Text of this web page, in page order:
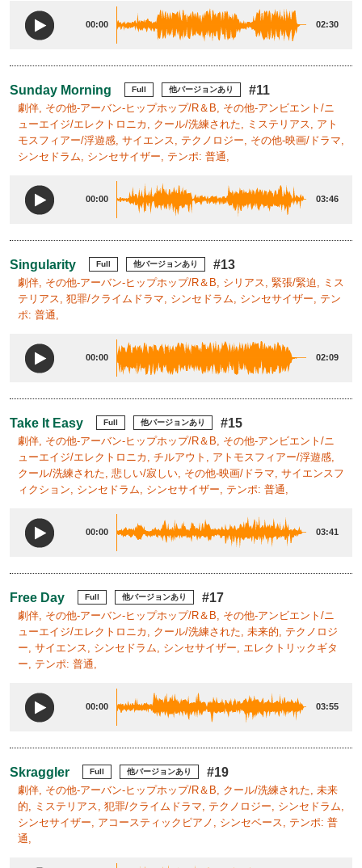
00:00 02:30
Sunday Morning Full 他バージョンあり #11
劇伴, その他-アーバン-ヒップホップ/R＆B, その他-アンビエント/ニ
ューエイジ/エレクトロニカ, クール/洗練された, ミステリアス, アト
モスフィアー/浮遊感, サイエンス, テクノロジー, その他-映画/ドラマ,
シンセドラム, シンセサイザー, テンポ: 普通,
00:00 03:46
Singularity Full 他バージョンあり #13
劇伴, その他-アーバン-ヒップホップ/R＆B, シリアス, 緊張/緊迫, ミス
テリアス, 犯罪/クライムドラマ, シンセドラム, シンセサイザー, テン
ポ: 普通,
00:00 02:09
Take It Easy Full 他バージョンあり #15
劇伴, その他-アーバン-ヒップホップ/R＆B, その他-アンビエント/ニ
ューエイジ/エレクトロニカ, チルアウト, アトモスフィアー/浮遊感,
クール/洗練された, 悲しい/寂しい, その他-映画/ドラマ, サイエンスフ
ィクション, シンセドラム, シンセサイザー, テンポ: 普通,
00:00 03:41
Free Day Full 他バージョンあり #17
劇伴, その他-アーバン-ヒップホップ/R＆B, その他-アンビエント/ニ
ューエイジ/エレクトロニカ, クール/洗練された, 未来的, テクノロジ
ー, サイエンス, シンセドラム, シンセサイザー, エレクトリックギタ
ー, テンポ: 普通,
00:00 03:55
Skraggler Full 他バージョンあり #19
劇伴, その他-アーバン-ヒップホップ/R＆B, クール/洗練された, 未来
的, ミステリアス, 犯罪/クライムドラマ, テクノロジー, シンセドラム,
シンセサイザー, アコースティックピアノ, シンセベース, テンポ: 普
通,